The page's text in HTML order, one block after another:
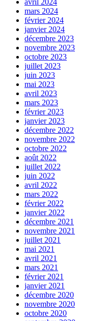
avril 2024
mars 2024
février 2024
janvier 2024
décembre 2023
novembre 2023
octobre 2023
juillet 2023
juin 2023
mai 2023
avril 2023
mars 2023
février 2023
janvier 2023
décembre 2022
novembre 2022
octobre 2022
août 2022
juillet 2022
juin 2022
avril 2022
mars 2022
février 2022
janvier 2022
décembre 2021
novembre 2021
juillet 2021
mai 2021
avril 2021
mars 2021
février 2021
janvier 2021
décembre 2020
novembre 2020
octobre 2020